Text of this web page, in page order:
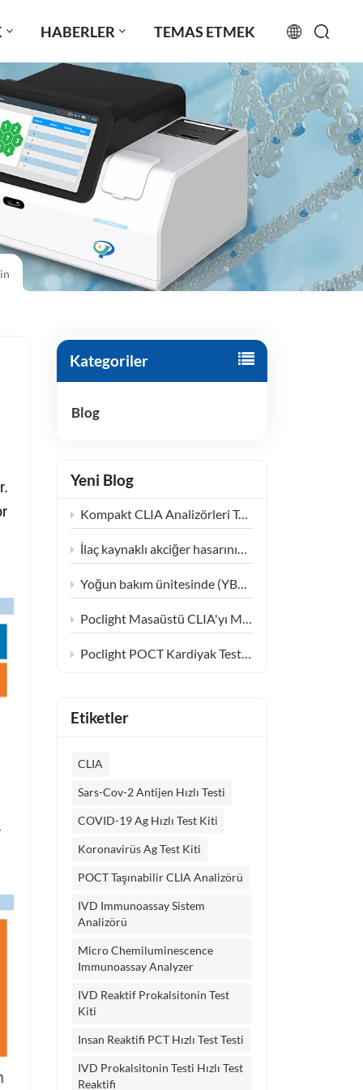
HABERLER TEMAS ETMEK
English
français
русский
español
português
العربية
Türkçe
Kategoriler
Blog
Yeni Blog
Kompakt CLIA Analizörleri Toplum Sağlığı Merkezlerinde Tanı Hizmetlerini Nasıl Yeniden Şekillendiriyor
İlaç kaynaklı akciğer hasarının izlenmesi: KL-6'nın klinik uygulamasının genişletilmesi
Yoğun bakım ünitesinde (YBÜ) ağır sepsisin yönetimi: PCT ve IL-6 testlerinin klinik sinerjisi
Poclight Masaüstü CLIA'yı Merkezi Olmayan Kadın Endokrinoloji Bakım Ortamlarına Entegre Etme
Poclight POCT Kardiyak Test Çözümleri ile Acil Durumdan Rutin Bakıma
Etiketler
CLIA
Sars-Cov-2 Antijen Hızlı Testi
COVID-19 Ag Hızlı Test Kiti
Koronavirüs Ag Test Kiti
POCT Taşınabilir CLIA Analizörü
IVD Immunoassay Sistem
Analizörü
Micro Chemiluminescence
Immunoassay Analyzer
IVD Reaktif Prokalsitonin Test
Kiti
Insan Reaktifi PCT Hızlı Test Testi
IVD Prokalsitonin Testi Hızlı Test
Reaktifi